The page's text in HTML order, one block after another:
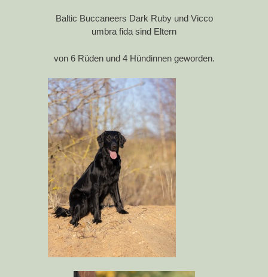
Baltic Buccaneers Dark Ruby und Vicco
umbra fida sind Eltern
von 6 Rüden und 4 Hündinnen geworden.